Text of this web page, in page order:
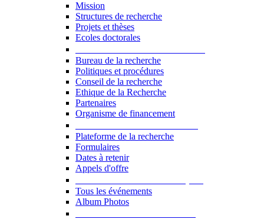
Mission
Structures de recherche
Projets et thèses
Ecoles doctorales
Bureau de la recherche
Politiques et procédures
Conseil de la recherche
Ethique de la Recherche
Partenaires
Organisme de financement
Plateforme de la recherche
Formulaires
Dates à retenir
Appels d'offre
Tous les événements
Album Photos